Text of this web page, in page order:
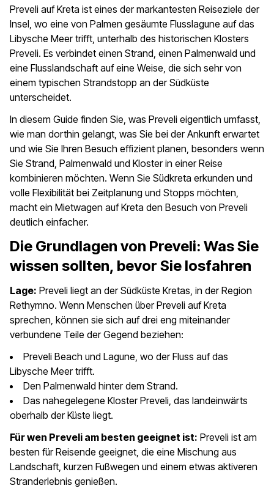
Preveli auf Kreta ist eines der markantesten Reiseziele der
Insel, wo eine von Palmen gesäumte Flusslagune auf das
Libysche Meer trifft, unterhalb des historischen Klosters
Preveli. Es verbindet einen Strand, einen Palmenwald und
eine Flusslandschaft auf eine Weise, die sich sehr von
einem typischen Strandstopp an der Südküste
unterscheidet.
In diesem Guide finden Sie, was Preveli eigentlich umfasst,
wie man dorthin gelangt, was Sie bei der Ankunft erwartet
und wie Sie Ihren Besuch effizient planen, besonders wenn
Sie Strand, Palmenwald und Kloster in einer Reise
kombinieren möchten. Wenn Sie Südkreta erkunden und
volle Flexibilität bei Zeitplanung und Stopps möchten,
macht ein Mietwagen auf Kreta den Besuch von Preveli
deutlich einfacher.
Die Grundlagen von Preveli: Was Sie
wissen sollten, bevor Sie losfahren
Lage: Preveli liegt an der Südküste Kretas, in der Region
Rethymno. Wenn Menschen über Preveli auf Kreta
sprechen, können sie sich auf drei eng miteinander
verbundene Teile der Gegend beziehen:
Preveli Beach und Lagune, wo der Fluss auf das
Libysche Meer trifft.
Den Palmenwald hinter dem Strand.
Das nahegelegene Kloster Preveli, das landeinwärts
oberhalb der Küste liegt.
Für wen Preveli am besten geeignet ist: Preveli ist am
besten für Reisende geeignet, die eine Mischung aus
Landschaft, kurzen Fußwegen und einem etwas aktiveren
Stranderlebnis genießen.